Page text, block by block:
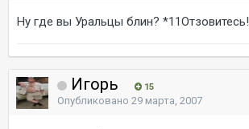
Ну где вы Уральцы блин? *11Отзовитесь!
Игорь 15
Опубликовано 29 марта, 2007